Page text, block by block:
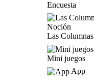
Encuesta
Las Columnas
Mini juegos
App